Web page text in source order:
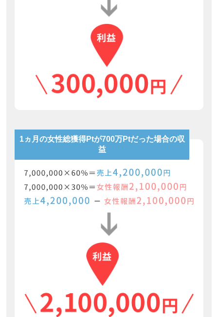
1ヵ月の女性総獲得Ptが700万Ptだった場合の収
益